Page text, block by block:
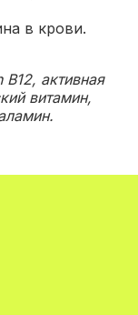
в крови.
активная
витамин,